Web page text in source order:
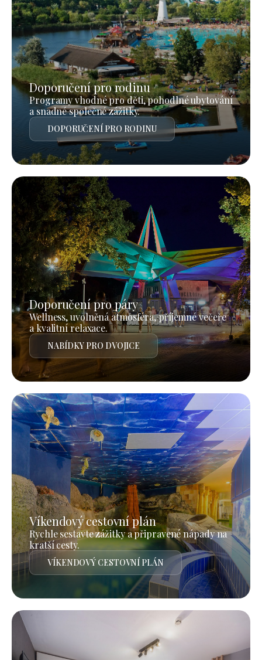
Doporučení pro rodinu
Programy vhodné pro děti, pohodlné ubytování
a snadné společné zážitky.
DOPORUČENÍ PRO RODINU
Doporučení pro páry
Wellness, uvolněná atmosféra, příjemné večeře
a kvalitní relaxace.
NABÍDKY PRO DVOJICE
Víkendový cestovní plán
Rychle sestavte zážitky a připravené nápady na
kratší cesty.
VÍKENDOVÝ CESTOVNÍ PLÁN